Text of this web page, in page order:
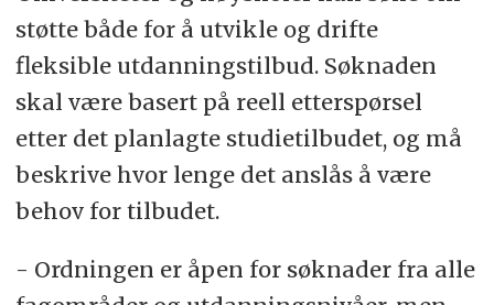
støtte både for å utvikle og drifte
fleksible utdanningstilbud. Søknaden
skal være basert på reell etterspørsel
etter det planlagte studietilbudet, og må
beskrive hvor lenge det anslås å være
behov for tilbudet.
- Ordningen er åpen for søknader fra alle